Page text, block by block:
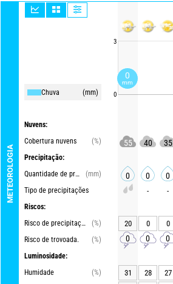
METEOROLOGIA
Chuva (mm)
Nuvens:
Cobertura nuvens
(%)
Precipitação:
Quantidade de precipitações
(mm)
Tipo de precipitações
Riscos:
Risco de precipitações
(%)
Risco de trovoada.
(%)
Luminosidade:
Humidade
(%)
3
0
55 40 35
0 0 0
- -
20 0 0
0 0 0
31 28 27
0
mm